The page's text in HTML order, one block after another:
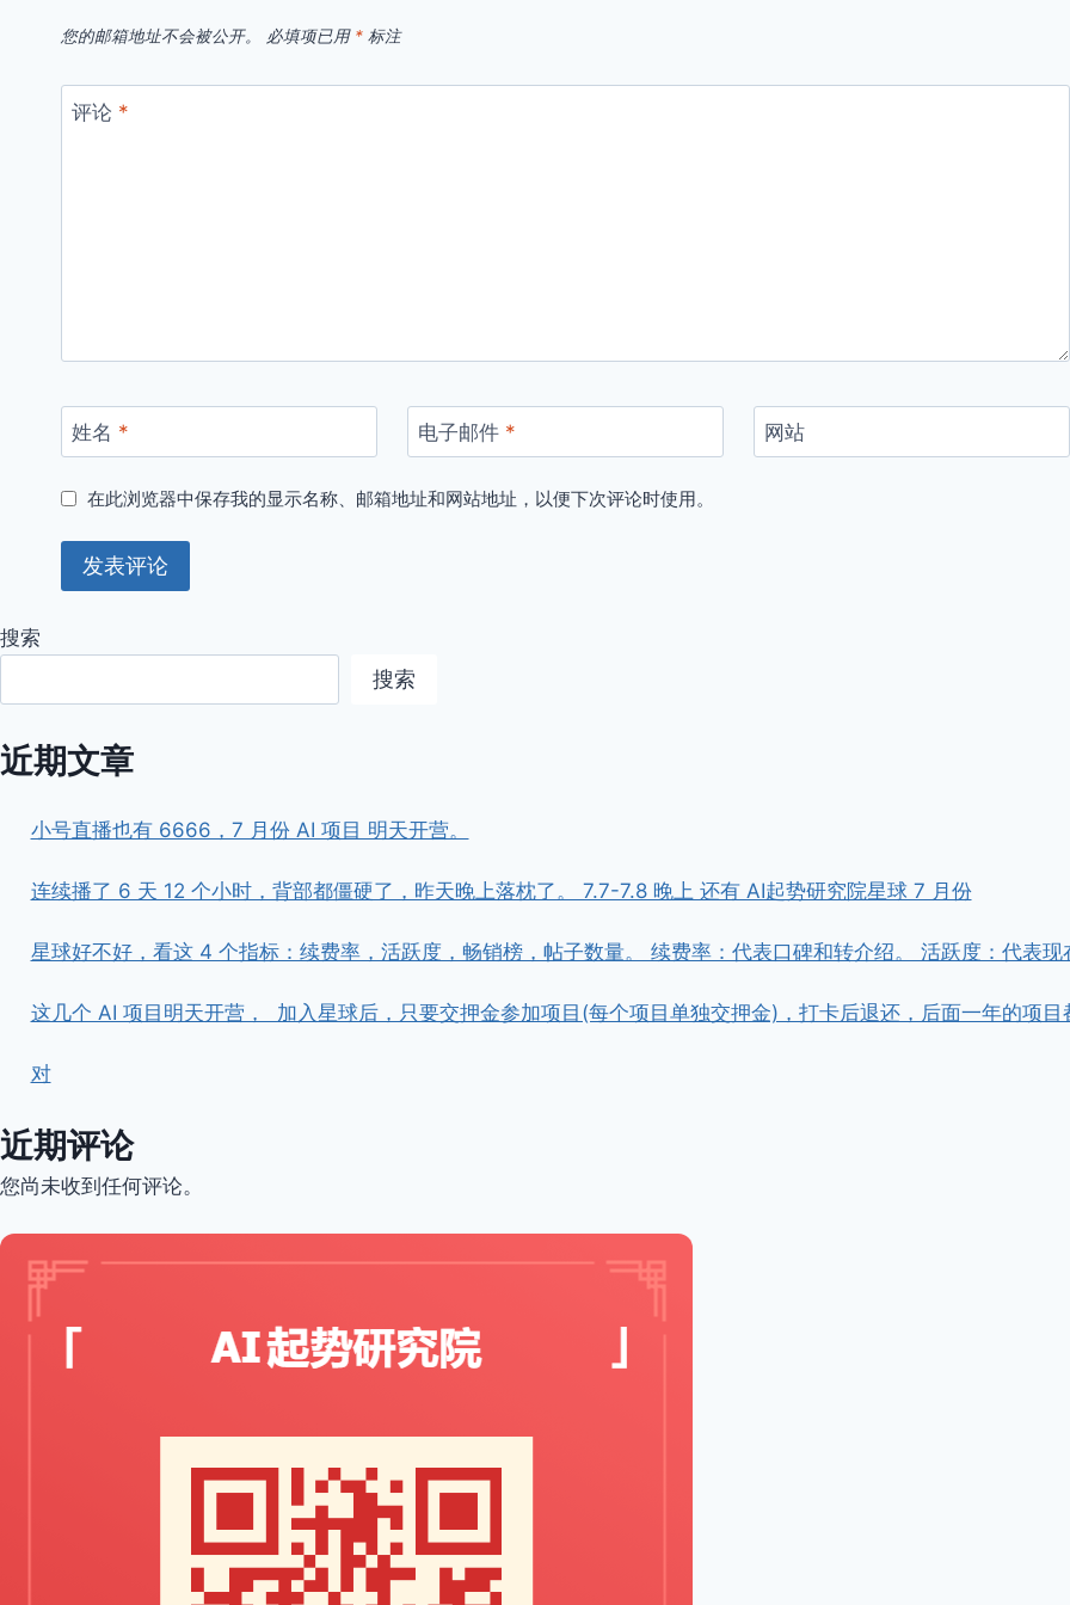
您的邮箱地址不会被公开。 必填项已用 * 标注
评论 *
姓名 * 电子邮件 * 网站
在此浏览器中保存我的显示名称、邮箱地址和网站地址，以便下次评论时使用。
搜索
搜索
近期文章
小号直播也有 6666，7 月份 AI 项目 明天开营。
连续播了 6 天 12 个小时，背部都僵硬了，昨天晚上落枕了。 7.7-7.8 晚上 还有 AI起势研究院星球 7 月份
星球好不好，看这 4 个指标：续费率，活跃度，畅销榜，帖子数量。 续费率：代表口碑和转介绍。 活跃度：代表现
这几个 AI 项目明天开营， ​ ​加入星球后，只要交押金参加项目(每个项目单独交押金)，打卡后退还，后面一年的项目
对
近期评论
您尚未收到任何评论。